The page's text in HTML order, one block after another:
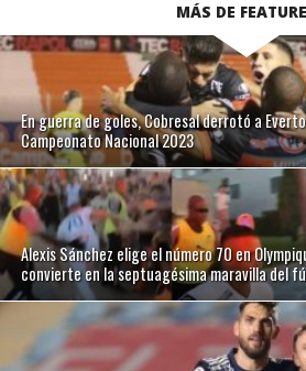
MÁS DE
En guerra de goles, Cobresal derrotó a
Campeonato Nacional 2023
Alexis Sánchez elige el número 70 en
convierte en la septuagésima maravilla del